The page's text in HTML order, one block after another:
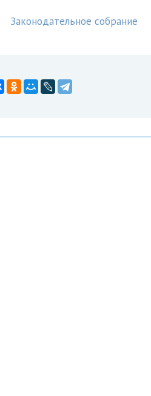
Законодательное собрание